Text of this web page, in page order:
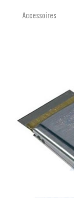
Accessoires